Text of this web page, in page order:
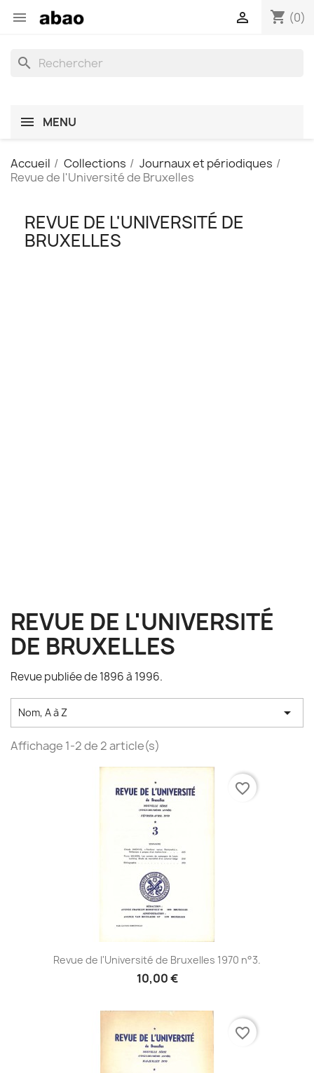
 shopping_cart (0)

search
MENU
Accueil Collections
Journaux et périodiques
Revue de l'Université de Bruxelles
REVUE DE L'UNIVERSITÉ DE
BRUXELLES
REVUE DE L'UNIVERSITÉ
DE BRUXELLES
Revue publiée de 1896 à 1996.
Nom, A à Z 
Affichage 1-2 de 2 article(s)
Revue de l'Université de Bruxelles 1970 n°3.
10,00 €
favorite_border
favorite_border